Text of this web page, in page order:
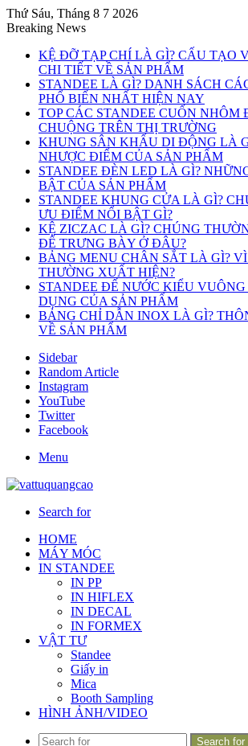
Thứ Sáu, Tháng 8 7 2026
Breaking News
KỆ ĐỠ TẠP CHÍ LÀ GÌ? CẤU TẠO
CHI TIẾT VỀ SẢN PHẨM
STANDEE LÀ GÌ? DANH SÁCH
PHỔ BIẾN NHẤT HIỆN NAY
TOP CÁC STANDEE CUỐN
CHUỘNG TRÊN THỊ TRƯỜNG
KHUNG SÂN KHẤU DI ĐỘNG LÀ
NHƯỢC ĐIỂM CỦA SẢN PHẨM
STANDEE ĐÈN LED LÀ GÌ?
BẬT CỦA SẢN PHẨM
STANDEE KHUNG CỬA LÀ GÌ?
ƯU ĐIỂM NỔI BẬT GÌ?
KỆ ZICZAC LÀ GÌ? CHÚNG
ĐỂ TRƯNG BÀY Ở ĐÂU?
BẢNG MENU CHÂN SẮT LÀ GÌ?
THƯỜNG XUẤT HIỆN?
STANDEE ĐẾ NƯỚC KIỂU
DỤNG CỦA SẢN PHẨM
BẢNG CHỈ DẪN INOX LÀ GÌ?
VỀ SẢN PHẨM
Sidebar
Random Article
Instagram
YouTube
Twitter
Facebook
Menu
Search for
HOME
MÁY MÓC
IN STANDEE
IN PP
IN HIFLEX
IN DECAL
IN FORMEX
VẬT TƯ
Standee
Giấy in
Mica
Booth Sampling
HÌNH ẢNH/VIDEO
Search for